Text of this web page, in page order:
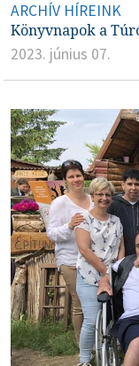
ARCHÍV HÍREINK
Könyvnapok a
2023. június 07.